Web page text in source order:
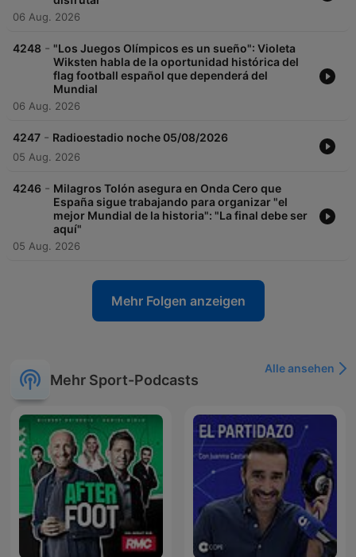
06 Aug. 2026
4248 - "Los Juegos Olímpicos es un sueño": Violeta
Wiksten habla de la oportunidad histórica del
flag football español que dependerá del
Mundial
06 Aug. 2026
4247 - Radioestadio noche 05/08/2026
05 Aug. 2026
4246 - Milagros Tolón asegura en Onda Cero que
España sigue trabajando para organizar "el
mejor Mundial de la historia": "La final debe ser
aquí"
05 Aug. 2026
Mehr Folgen anzeigen
Mehr Sport-Podcasts
Alle ansehen